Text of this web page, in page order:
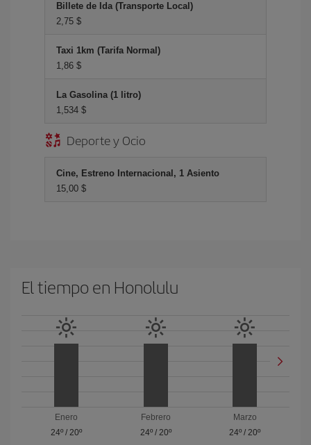
Billete de Ida (Transporte Local)
2,75 $
Taxi 1km (Tarifa Normal)
1,86 $
La Gasolina (1 litro)
1,534 $
Deporte y Ocio
Cine, Estreno Internacional, 1 Asiento
15,00 $
El tiempo en Honolulu
Enero
24º/ 20º
Febrero
24º/ 20º
Marzo
24º /20º